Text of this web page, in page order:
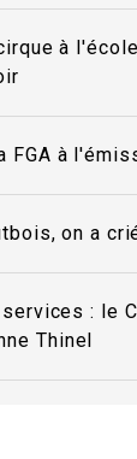
à
FGA à
on a
: le
Thinel